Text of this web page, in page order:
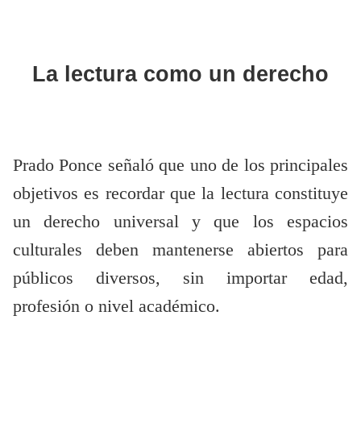
La lectura como un derecho
Prado Ponce señaló que uno de los principales
objetivos es recordar que la lectura constituye
un derecho universal y que los espacios
culturales deben mantenerse abiertos para
públicos diversos, sin importar edad,
profesión o nivel académico.